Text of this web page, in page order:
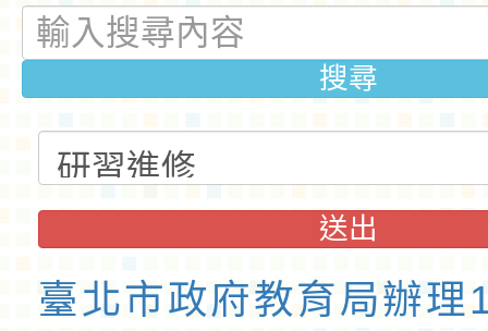
搜尋
送出
臺北市政府教育局辦理